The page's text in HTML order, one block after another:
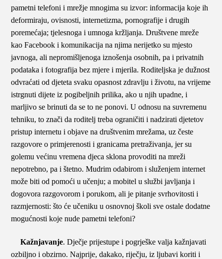
pametni telefoni i mrežje mnogima su izvor: informacija koje ih
deformiraju, ovisnosti, internetizma, pornografije i drugih
poremećaja; tjelesnoga i umnoga kržljanja. Društvene mreže
kao Facebook i komunikacija na njima nerijetko su mjesto
javnoga, ali nepromišljenoga iznošenja osobnih, pa i privatnih
podataka i fotografija bez mjere i mjerila. Roditeljska je dužnost
odvraćati od djeteta svaku opasnost zdravlju i životu, na vrijeme
istrgnuti dijete iz pogibeljnih prilika, ako u njih upadne, i
marljivo se brinuti da se to ne ponovi. U odnosu na suvremenu
tehniku, to znači da roditelj treba ograničiti i nadzirati djetetov
pristup internetu i objave na društvenim mrežama, uz česte
razgovore o primjerenosti i granicama pretraživanja, jer su
golemu većinu vremena djeca sklona provoditi na mreži
nepotrebno, pa i štetno. Mudrim odabirom i služenjem internet
može biti od pomoći u učenju; a mobitel u službi javljanja i
dogovora razgovorom i porukom, ali je pitanje svrhovitosti i
razmjernosti: što će učeniku u osnovnoj školi sve ostale dodatne
mogućnosti koje nude pametni telefoni?
Kažnjavanje. Dječje prijestupe i pogrješke valja kažnjavati
ozbiljno i obzirno. Najprije, dakako, riječju, iz ljubavi koriti i